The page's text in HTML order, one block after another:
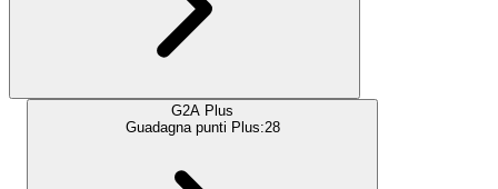
G2A Plus
Guadagna punti Plus:28